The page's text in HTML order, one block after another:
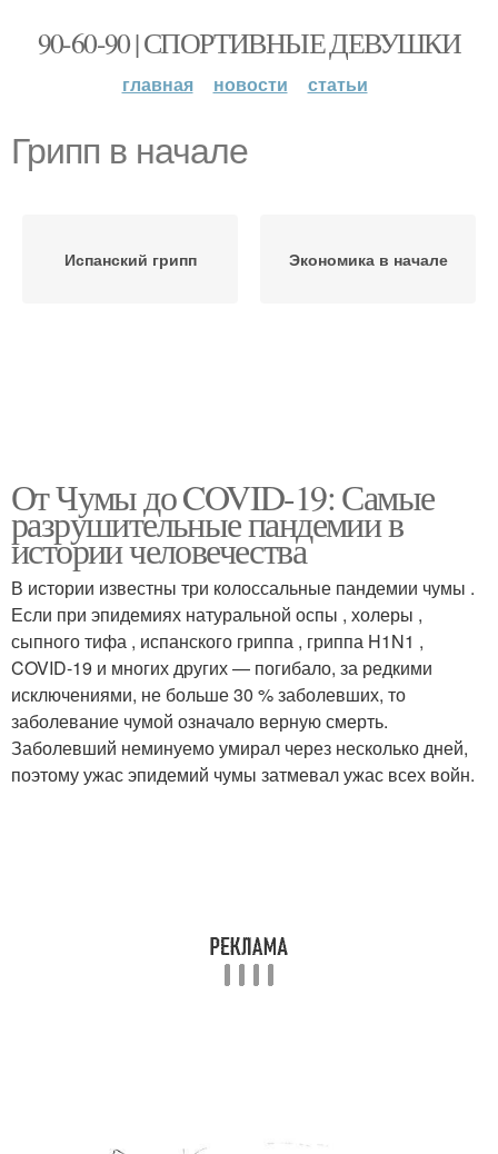
90-60-90 | СПОРТИВНЫЕ ДЕВУШКИ
главная новости статьи
Грипп в начале
Испанский грипп Экономика в начале
От Чумы до COVID-19: Самые
разрушительные пандемии в
истории человечества
В истории известны три колоссальные пандемии чумы .
Если при эпидемиях натуральной оспы , холеры ,
сыпного тифа , испанского гриппа , гриппа H1N1 ,
COVID-19 и многих других — погибало, за редкими
исключениями, не больше 30 % заболевших, то
заболевание чумой означало верную смерть.
Заболевший неминуемо умирал через несколько дней,
поэтому ужас эпидемий чумы затмевал ужас всех войн.